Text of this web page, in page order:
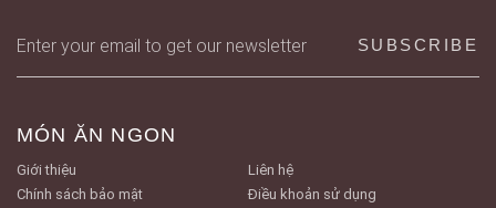
MÓN ĂN NGON
Giới thiệu
Liên hệ
Chính sách bảo mật
Điều khoản sử dụng